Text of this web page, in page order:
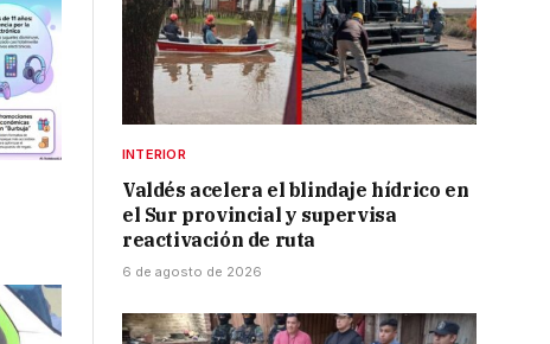
INTERIOR
Valdés acelera el blindaje hídrico en
el Sur provincial y supervisa
reactivación de ruta
6 de agosto de 2026